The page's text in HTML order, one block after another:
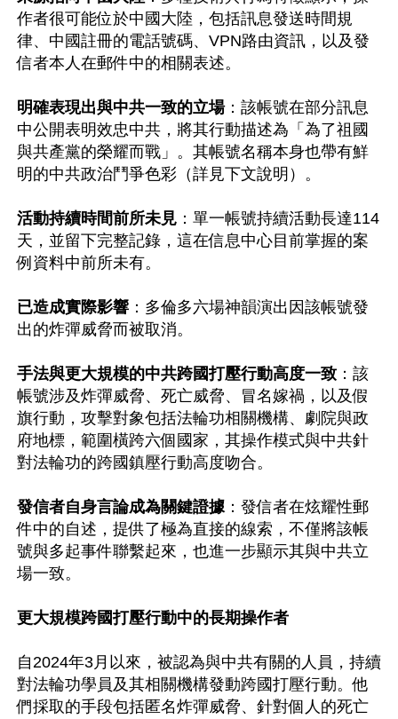
作者很可能位於中國大陸，包括訊息發送時間規
律、中國註冊的電話號碼、VPN路由資訊，以及發
信者本人在郵件中的相關表述。
明確表現出與中共一致的立場：該帳號在部分訊息
中公開表明效忠中共，將其行動描述為「為了祖國
與共產黨的榮耀而戰」。其帳號名稱本身也帶有鮮
明的中共政治鬥爭色彩（詳見下文說明）。
活動持續時間前所未見 ：單一帳號持續活動長達114
天，並留下完整記錄，這在信息中心目前掌握的案
例資料中前所未有。
已造成實際影響 ：多倫多六場神韻演出因該帳號發
出的炸彈威脅而被取消。
手法與更大規模的中共跨國打壓行動高度一致 ：該
帳號涉及炸彈威脅、死亡威脅、冒名嫁禍，以及假
旗行動，攻擊對象包括法輪功相關機構、劇院與政
府地標，範圍橫跨六個國家，其操作模式與中共針
對法輪功的跨國鎮壓行動高度吻合。
發信者自身言論成為關鍵證據：發信者在炫耀性郵
件中的自述，提供了極為直接的線索，不僅將該帳
號與多起事件聯繫起來，也進一步顯示其與中共立
場一致。
更大規模跨國打壓行動中的長期操作者
自2024年3月以來，被認為與中共有關的人員，持續
對法輪功學員及其相關機構發動跨國打壓行動。他
們採取的手段包括匿名炸彈威脅、針對個人的死亡